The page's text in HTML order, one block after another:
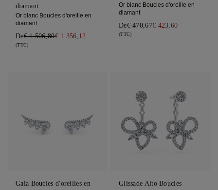
diamant
Or blanc Boucles d'oreille en
diamant
De€ 1 506,80€ 1 356,12
(TTC)
Or blanc Boucles d'oreille en
diamant
De€ 470,67€ 423,60
(TTC)
Gaia Boucles d'oreilles en
Glissade Alto Boucles